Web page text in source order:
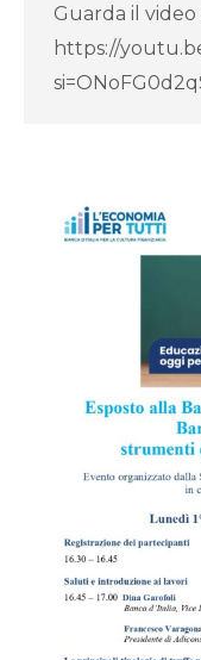
Guarda il
https://